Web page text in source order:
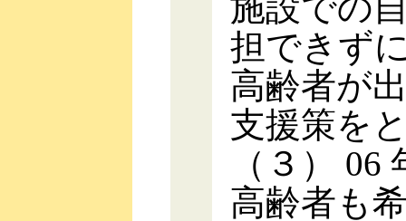
担できず
高齢者が
支援策を
（３）
高齢者も